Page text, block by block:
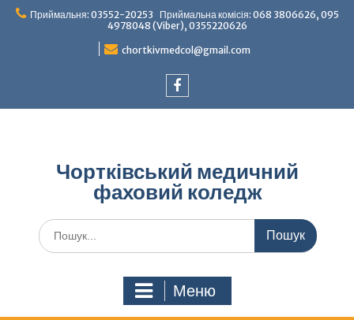
ПерейтиПриймальня: 03552-20253 Приймальна комісія: 068 3806626, 095
4978048 (Viber), 0355220626
chortkivmedcol@gmail.com
Чортківський медичний
фаховий коледж
Шукати:
Меню